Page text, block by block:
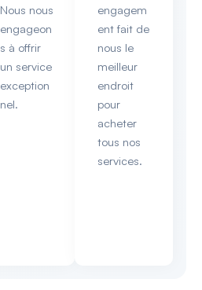
Nous nous
engageon
s à offrir
un service
exception
nel.
engagem
ent fait de
nous le
meilleur
endroit
pour
acheter
tous nos
services.